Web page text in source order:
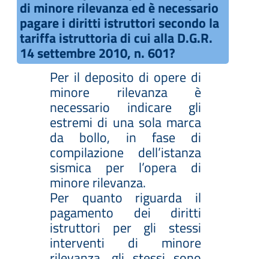
di minore rilevanza ed è necessario
pagare i diritti istruttori secondo la
tariffa istruttoria di cui alla D.G.R.
14 settembre 2010, n. 601?
Per il deposito di opere di
minore rilevanza è
necessario indicare gli
estremi di una sola marca
da bollo, in fase di
compilazione dell’istanza
sismica per l’opera di
minore rilevanza.
Per quanto riguarda il
pagamento dei diritti
istruttori per gli stessi
interventi di minore